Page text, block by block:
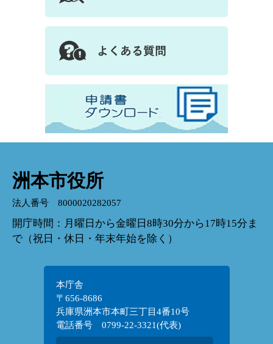
洲本市役所
法人番号 8000020282057
開庁時間：月曜日から金曜日8時30分から17時15分ま
で（祝日・休日・年末年始を除く）
本庁舎
〒656-8686
兵庫県洲本市本町三丁目4番10号
電話番号 0799-22-3321(代表)